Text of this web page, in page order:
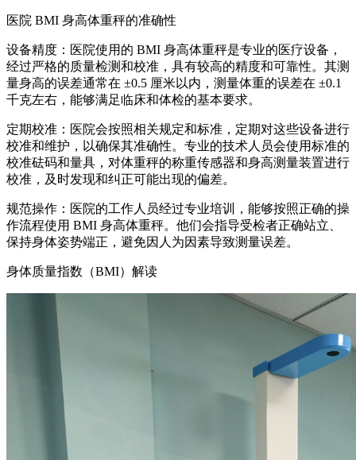
医院 BMI 身高体重秤的准确性
设备精度：医院使用的 BMI 身高体重秤是专业的医疗设备，
经过严格的质量检测和校准，具有较高的精度和可靠性。其测
量身高的误差通常在 ±0.5 厘米以内，测量体重的误差在 ±0.1
千克左右，能够满足临床和体检的基本要求。
定期校准：医院会按照相关规定和标准，定期对这些设备进行
校准和维护，以确保其准确性。专业的技术人员会使用标准的
校准砝码和量具，对体重秤的称重传感器和身高测量装置进行
校准，及时发现和纠正可能出现的偏差。
规范操作：医院的工作人员经过专业培训，能够按照正确的操
作流程使用 BMI 身高体重秤。他们会指导受检者正确站立、
保持身体姿势端正，避免因人为因素导致测量误差。
身体质量指数（BMI）解读